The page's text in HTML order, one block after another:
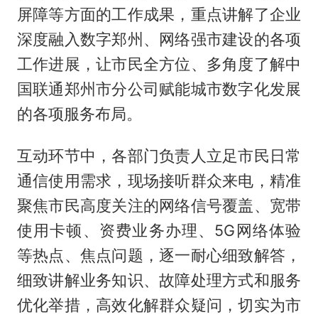
屏障等方面的工作成果，重点讲解了企业
深度融入数字郑州、网络强市建设的各项
工作进展，让市民全方位、多角度了解中
国联通郑州市分公司赋能城市数字化发展
的各项服务布局。
互动环节中，各部门负责人立足市民日常
通信使用需求，现场接听群众来电，精准
聚焦市民高度关注的网络信号覆盖、宽带
使用卡顿、资费业务办理、5G网络体验
等热点、焦点问题，逐一耐心细致解答，
细致讲解业务知识、故障处理方式和服务
优化举措，高效化解群众疑问，切实为市